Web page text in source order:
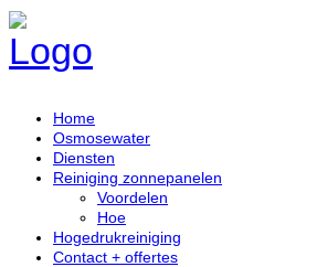
Home
Osmosewater
Diensten
Reiniging zonnepanelen
Voordelen
Hoe
Hogedrukreiniging
Contact + offertes